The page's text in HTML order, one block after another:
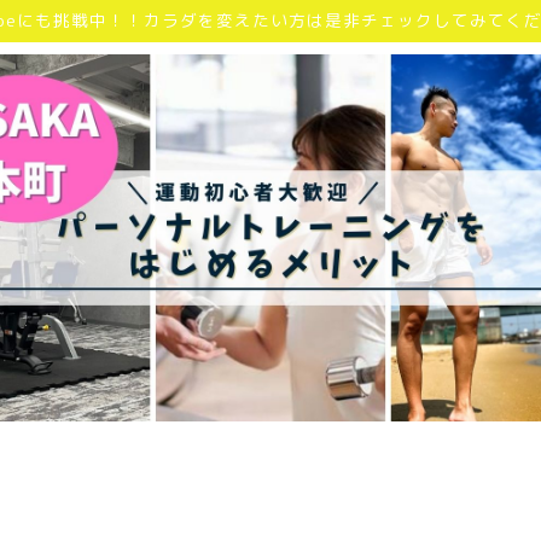
にも挑戦中！！カラダを変えたい方は是非チェックしてみてく